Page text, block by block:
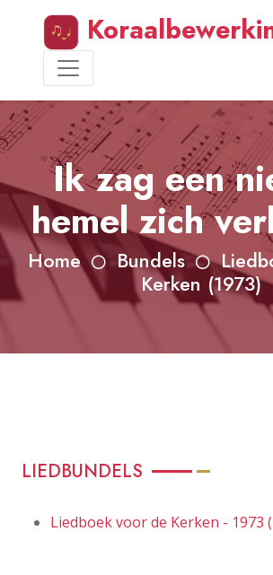
Ik zag een
hemel zich
Home Bundels
Kerken (1973)
LIEDBUNDELS
Liedboek voor de Kerken - 1973